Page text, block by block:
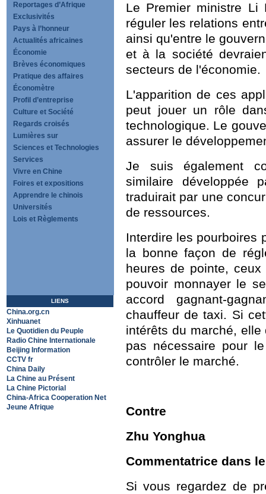
Reportages d’Afrique
Exclusivités
Pays à l’honneur
Actualités africaines
Économie
Brèves économiques
Pratique des affaires
Économètre
Profil d’entreprise
Culture et Société
Regards croisés
Lumières sur
Sciences et Technologies
Services
Vivre en Chine
Foires et expositions
Apprendre le chinois
Universités
Lois et Règlements
LIENS
China.org.cn
Xinhuanet
Le Quotidien du Peuple
Radio Chine Internationale
Beijing Information
CCTV fr
China Daily
La Chine au Présent
La Chine Pictorial
China-Africa Cooperation Net
Jeune Afrique
Le Premier ministre Li
réguler les relations
ainsi qu'entre le
et à la société
secteurs de l'économie.
L'apparition de ces
peut jouer un rôle
technologique. Le
assurer le
Je suis également
similaire développée
traduirait par une
de ressources.
Interdire les pourboires
la bonne façon de
heures de pointe,
pouvoir monnayer le
accord gagnant-
chauffeur de taxi. Si
intérêts du marché,
pas nécessaire pour
contrôler le marché.
Contre
Zhu Yonghua
Commentatrice dans
Si vous regardez de